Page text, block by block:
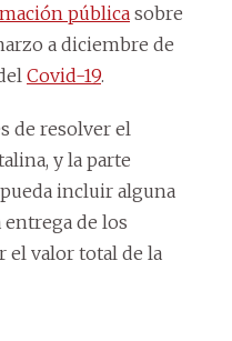
públicasobre
a diciembre de
Covid-19.
de resolver el
y la parte
incluir alguna
entrega de los
el valor total de la